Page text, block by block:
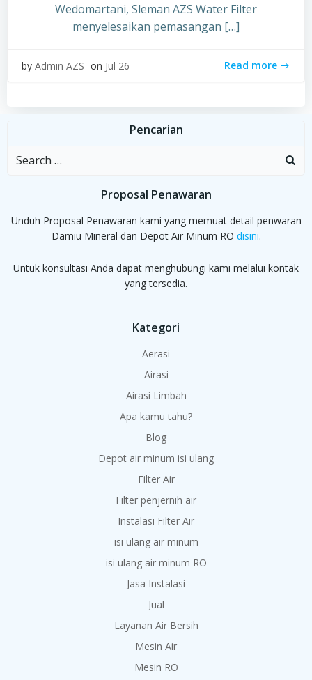
Wedomartani, Sleman AZS Water Filter
menyelesaikan pemasangan […]
by Admin AZS on Jul 26 Read more
Pencarian
Search
Proposal Penawaran
Unduh Proposal Penawaran kami yang memuat detail penwaran
Damiu Mineral dan Depot Air Minum RO disini.
Untuk konsultasi Anda dapat menghubungi kami melalui kontak
yang tersedia.
Kategori
Aerasi
Airasi
Airasi Limbah
Apa kamu tahu?
Blog
Depot air minum isi ulang
Filter Air
Filter penjernih air
Instalasi Filter Air
isi ulang air minum
isi ulang air minum RO
Jasa Instalasi
Jual
Layanan Air Bersih
Mesin Air
Mesin RO